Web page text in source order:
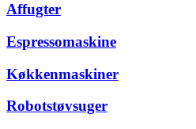
Affugter
Espressomaskine
Køkkenmaskiner
Robotstøvsuger